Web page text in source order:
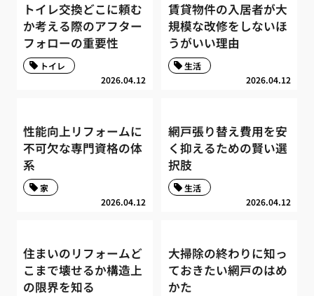
トイレ交換どこに頼む
か考える際のアフター
フォローの重要性
2026.04.12
トイレ
賃貸物件の入居者が大
規模な改修をしないほ
うがいい理由
2026.04.12
生活
性能向上リフォームに
不可欠な専門資格の体
系
2026.04.12
家
網戸張り替え費用を安
く抑えるための賢い選
択肢
2026.04.12
生活
住まいのリフォームど
こまで壊せるか構造上
の限界を知る
大掃除の終わりに知っ
ておきたい網戸のはめ
かた